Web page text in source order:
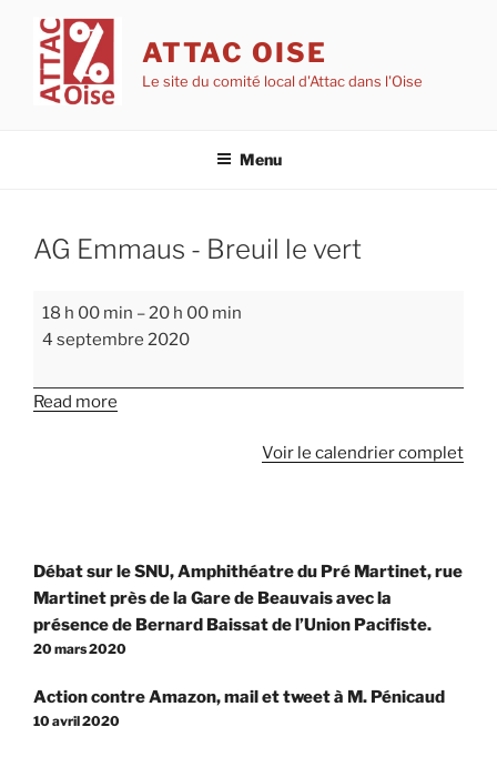
contenu
principal
ATTAC OISE
Le site du comité local d'Attac dans l'Oise
Menu
AG Emmaus - Breuil le vert
AG
Emmaus
Breuil
le
18 h 00 min –20 h 00 min
4 septembre 2020
Read more
Voir le calendrier complet
de
l’article
Débat sur le SNU, Amphithéatre du Pré Martinet, rue
Martinet près de la Gare de Beauvais avec la
présence de Bernard Baissat de l’Union Pacifiste.
20 mars 2020
Action contre Amazon, mail et tweet à M. Pénicaud
10 avril 2020